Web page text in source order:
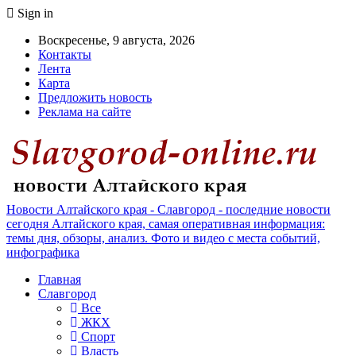
Sign in
Воскресенье, 9 августа, 2026
Контакты
Лента
Карта
Предложить новость
Реклама на сайте
Новости Алтайского края - Славгород - последние новости
сегодня Алтайского края, самая оперативная информация:
темы дня, обзоры, анализ. Фото и видео с места событий,
инфографика
Главная
Славгород
Все
ЖКХ
Спорт
Власть